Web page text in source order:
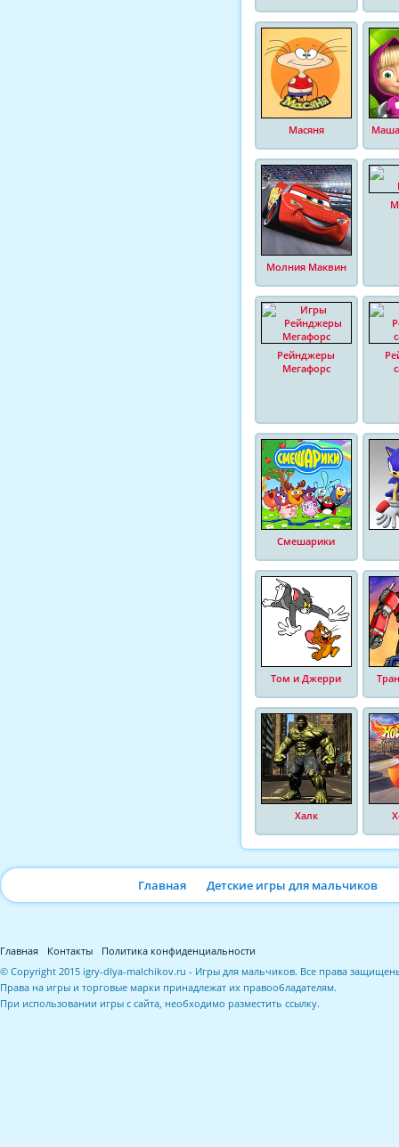
Масяня
Молния Маквин
Рейнджеры
Мегафорс
Смешарики
Том и Джерри
Халк
Главная Детские игры для мальчиков
Главная Контакты
Политика конфиденциальности
© Copyright 2015 igry-dlya-malchikov.ru - Игры для мальчиков. Все права
Права на игры и торговые марки принадлежат их правообладателям.
При использовании игры с сайта, необходимо разместить ссылку.